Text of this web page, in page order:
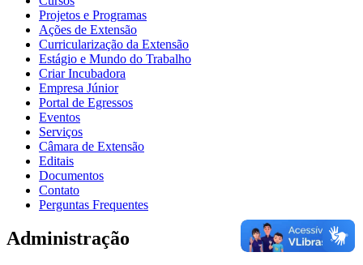
Projetos e Programas
Ações de Extensão
Curricularização da Extensão
Estágio e Mundo do Trabalho
Criar Incubadora
Empresa Júnior
Portal de Egressos
Eventos
Serviços
Câmara de Extensão
Editais
Documentos
Contato
Perguntas Frequentes
Administração